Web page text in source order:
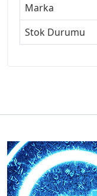
Marka
Stok Durumu